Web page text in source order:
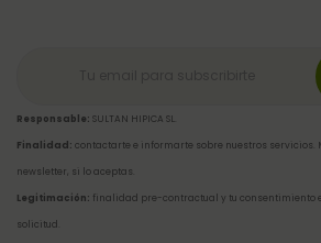
Responsable: SULTAN HIPICA SL.
Finalidad: contactarte e informarte sobre nuestros
newsletter, si lo aceptas.
Legitimación: finalidad pre-contractual y tu consentimiento
solicitud.